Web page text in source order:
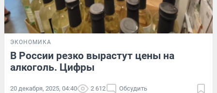
ЭКОНОМИКА
В России резко вырастут цены на
алкоголь. Цифры
20 декабря, 2025, 04:40 2 612 Обсудить